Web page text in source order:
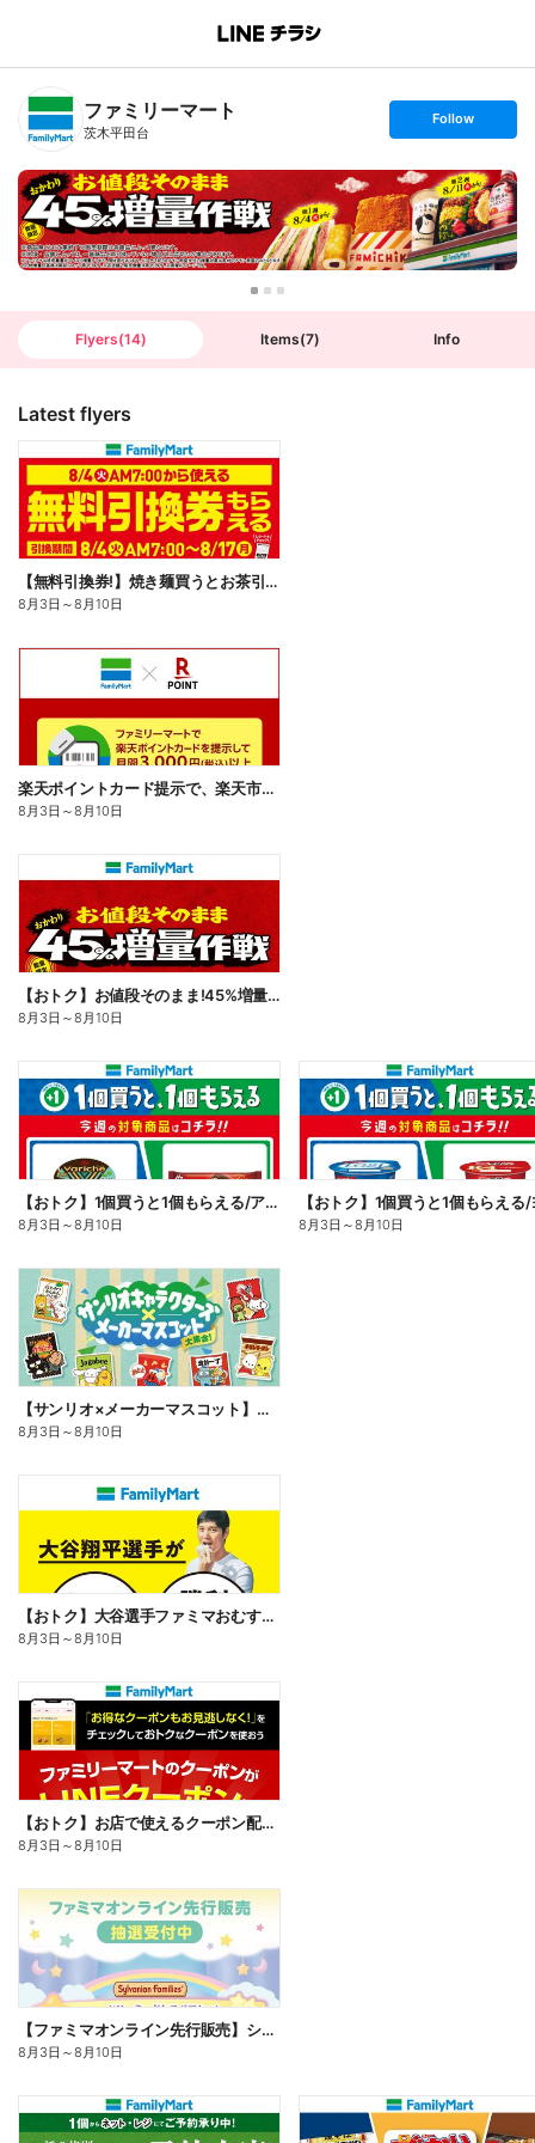
B
n
T
ファミリーマート
茨木平田台
s
t
o
l
l
o
w
Follow
Flyers(14) Items(7) Info
Latest flyers
【無料引換券!】焼き麺買うとお茶引換券貰える!
8月3日 ～8月10日
楽天ポイントカード提示で、楽天市場でのお買い物がおトクに!
8月3日 ～8月10日
【おトク】お値段そのまま!45%増量作戦!
8月3日 ～8月10日
【おトク】1個買うと1個もらえる/アイス
8月3日 ～8月10日 8月3日 ～8月10日
【サンリオ×メーカーマスコット】オリジナルグッズ貰える!
8月3日 ～8月10日
【おトク】大谷選手ファミマおむすび割
8月3日 ～8月10日
【おトク】お店で使えるクーポン配信中
8月3日 ～8月10日
【ファミマオンライン先行販売】シルバニアファミリー
8月3日 ～8月10日